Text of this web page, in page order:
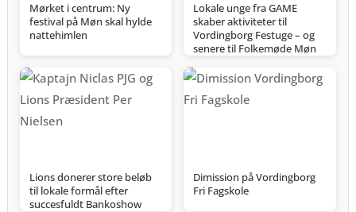
Mørket i centrum: Ny
festival på Møn skal hylde
nattehimlen
Lokale unge fra GAME
skaber aktiviteter til
Vordingborg Festuge – og
senere til Folkemøde Møn
Lions donerer store beløb
til lokale formål efter
succesfuldt Bankoshow
Dimission på Vordingborg
Fri Fagskole